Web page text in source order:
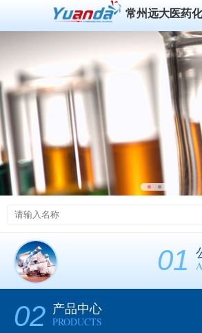
常州远大医药
01
02 产品中心
PRODUCTS